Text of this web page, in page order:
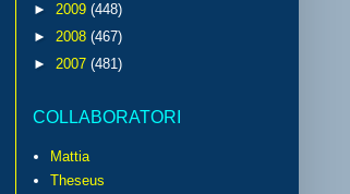
► 2009 (448)
► 2008 (467)
► 2007 (481)
COLLABORATORI
Mattia
Theseus